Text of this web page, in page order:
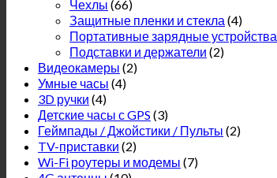
Чехлы (66)
Защитные пленки и стекла (4)
Портативные зарядные устройства
Подставки и держатели (2)
Видеокамеры (2)
Умные часы (4)
3D ручки (4)
Детские часы с GPS (3)
Геймпады / Джойстики / Пульты (2)
TV-приставки (2)
Wi-Fi роутеры и модемы (7)